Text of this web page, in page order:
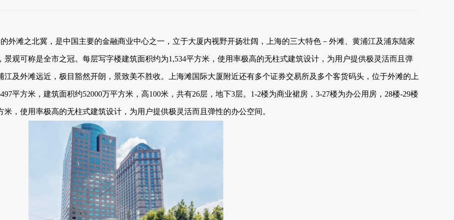
的外滩之北冀，是中国主要的金融商业中心之一，立于大厦内视野开扬壮阔，上海的三大特色－外滩、黄浦江及浦东陆家
景观可称是全市之冠。每层写字楼建筑面积约为1,534平方米，使用率极高的无柱式建筑设计，为用户提供极灵活而且弹
及外滩远近，极目豁然开朗，景致美不胜收。上海滩国际大厦附近还有多个证券交易所及多个客货码头，位于外滩的上
方米，建筑面积约52000万平方米，高100米，共有26层，地下3层。1-2楼为商业裙房，3-27楼为办公用房，28楼-29楼
，使用率极高的无柱式建筑设计，为用户提供极灵活而且弹性的办公空间。